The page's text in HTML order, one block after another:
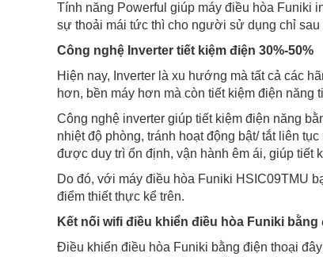
Tính năng Powerful giúp máy điều hòa Funiki
sự thoải mái tức thì cho người sử dụng chỉ sau
Công nghệ Inverter tiết kiệm điện 30%-50%
Hiện nay, Inverter là xu hướng mà tất cả các
hơn, bền máy hơn mà còn tiết kiệm điện năng
Công nghệ inverter giúp tiết kiệm điện năng
nhiệt độ phòng, tránh hoạt động bật/ tắt liên
được duy trì ổn định, vận hành êm ái, giúp tiết
Do đó, với máy điều hòa Funiki HSIC09TMU
điểm thiết thực kể trên.
Kết nối wifi điều khiển điều hòa Funiki bằng
Điều khiển điều hòa Funiki bằng điện thoại